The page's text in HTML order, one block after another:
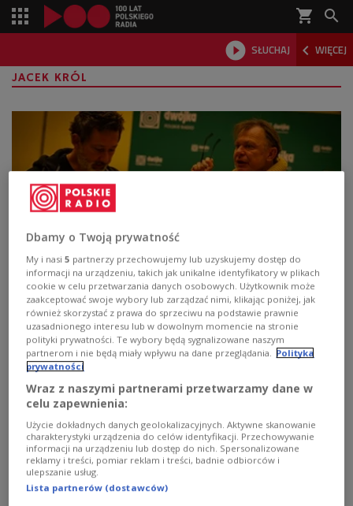
shopping_cart 
 SŁUCHAJ  WIĘCEJ

JACEK KRÓL
"Odprawa posłów greckich". Najstarszy
polski dramat w nowej odsłonie
W "Scenie klasyki" tym razem premiera! Zapraszamy do
wysłuchania słuchowiska "Odprawa posłów greckich"
Jana Kochanowskiego w transkrypcji Antoniego Libery.
Reżyseruje Leszek Zduń. W obsadzie m.in. Mariusz
Bonaszewski, Szymon Kuśmider i Anna Seniuk.
Zobacz więcej na temat: Jan Kochanowski
Antoni Libera
Leszek Zduń Mariusz Bonaszewski słuchowisko
Dwójka
premiera dramat Anna Seniuk
Jacek Pluta
Ksawery Szlenkier Joanna Kwiatkowska-Zduń
Szymon Kuśmider
Anna Cichocka Mikołaj Cichocki
Ministerstwo Kultury i Dziedzictwa Narodowego
Dbamy o Twoją prywatność
My i nasi5 partnerzy przechowujemy lub uzyskujemy dostęp do
informacji na urządzeniu, takich jak unikalne identyfikatory w plikach
cookie w celu przetwarzania danych osobowych. Użytkownik może
zaakceptować swoje wybory lub zarządzać nimi, klikając poniżej, jak
również skorzystać z prawa do sprzeciwu na podstawie prawnie
uzasadnionego interesu lub w dowolnym momencie na stronie
polityki prywatności. Te wybory będą sygnalizowane naszym
partnerom i nie będą miały wpływu na dane przeglądania.
Polityka
prywatności
Wraz z naszymi partnerami przetwarzamy dane w
celu zapewnienia:
Użycie dokładnych danych geolokalizacyjnych. Aktywne skanowanie
charakterystyki urządzenia do celów identyfikacji. Przechowywanie
informacji na urządzeniu lub dostęp do nich. Spersonalizowane
reklamy i treści, pomiar reklam i treści, badnie odbiorców i
ulepszanie usług.
Lista partnerów (dostawców)